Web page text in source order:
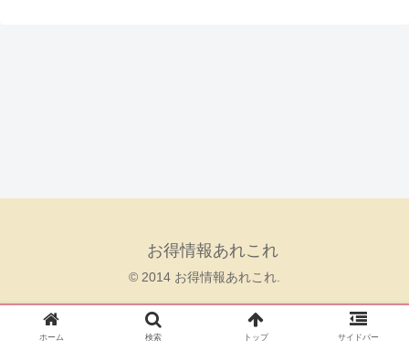
お得情報あれこれ
© 2014 お得情報あれこれ.
ホーム 検索 トップ サイドバー